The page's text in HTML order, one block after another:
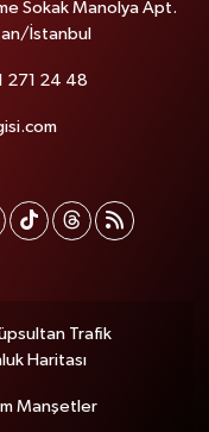
Sokak Manolya Apt.
İstanbul
271 24 48
Trafik
Haritası
Manşetler